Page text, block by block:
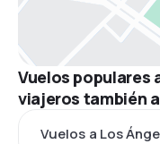
Vuelos populares
viajeros también
Vuelos a Los